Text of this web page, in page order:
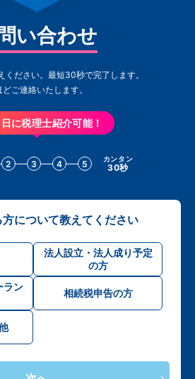
い合わせ
ください。最短30秒で完了します。
どご連絡いたします。
に税理士紹介可能！
2 3 4 5 カンタン
30秒
について教えてください
法人設立・法人成り予定
の方
ラン
相続税申告の方